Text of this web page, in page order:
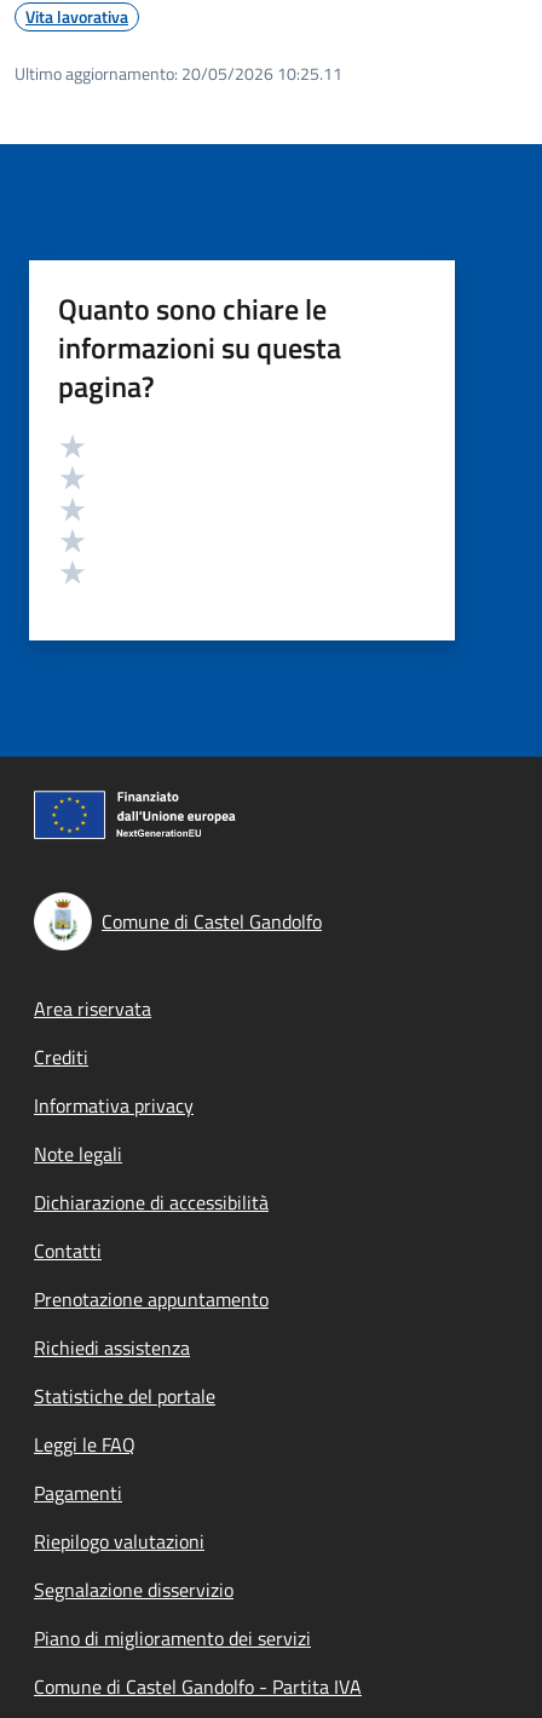
Vita lavorativa
Ultimo aggiornamento: 20/05/2026 10:25.11
Quanto sono chiare le
informazioni su questa
pagina?
Valutazione
Comune di Castel Gandolfo
Footer menu
Area riservata
Crediti
Informativa privacy
Note legali
Dichiarazione di accessibilità
Contatti
Prenotazione appuntamento
Richiedi assistenza
Statistiche del portale
Leggi le FAQ
Pagamenti
Riepilogo valutazioni
Segnalazione disservizio
Piano di miglioramento dei servizi
Comune di Castel Gandolfo - Partita IVA